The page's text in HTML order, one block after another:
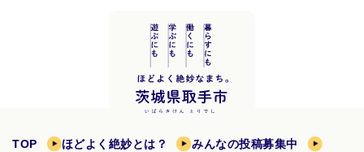
TOP ほどよく絶妙とは？
みんなの投稿募集中